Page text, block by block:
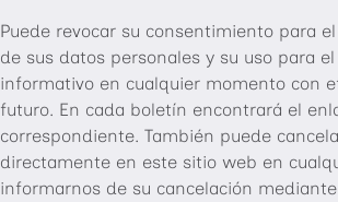
Puede revocar su consentimiento para
de sus datos personales y su uso para
informativo en cualquier momento con
futuro. En cada boletín encontrará el
correspondiente. También puede
directamente en este sitio web en
informarnos de su cancelación